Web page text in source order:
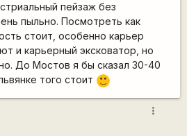
пейзаж без
пыльно. Посмотреть как
стоит, особенно карьер
и карьерный эксковатор, но
До Мостов я бы сказал 30-40
того стоит
:)
more_vert